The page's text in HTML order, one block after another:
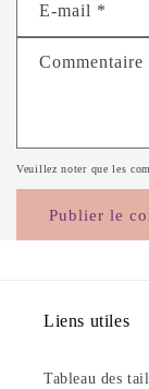
E-mail *
Commentaire
Veuillez noter que les
Liens utiles
Tableau des